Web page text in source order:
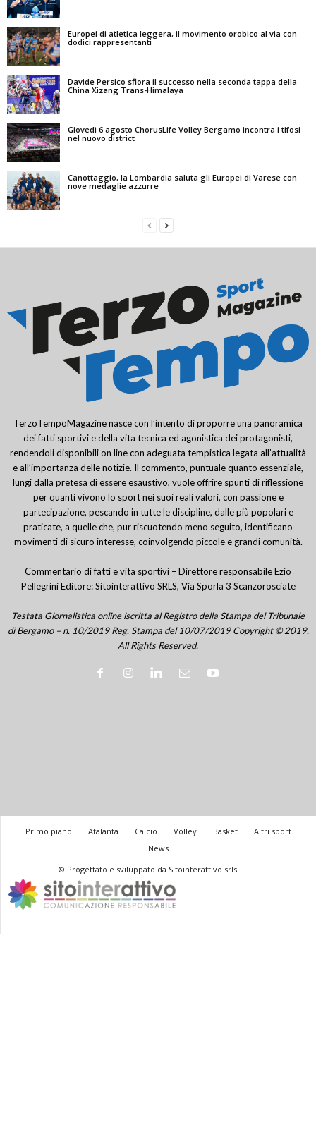
Europei di atletica leggera, il movimento orobico al via con
dodici rappresentanti
Davide Persico sfiora il successo nella seconda tappa della
China Xizang Trans-Himalaya
Giovedì 6 agosto ChorusLife Volley Bergamo incontra i tifosi
nel nuovo district
Canottaggio, la Lombardia saluta gli Europei di Varese con
nove medaglie azzurre
TerzoTempoMagazine nasce con l’intento di proporre una panoramica
dei fatti sportivi e della vita tecnica ed agonistica dei protagonisti,
rendendoli disponibili on line con adeguata tempistica legata all’attualità
e all’importanza delle notizie. Il commento, puntuale quanto essenziale,
lungi dalla pretesa di essere esaustivo, vuole offrire spunti di riflessione
per quanti vivono lo sport nei suoi reali valori, con passione e
partecipazione, pescando in tutte le discipline, dalle più popolari e
praticate, a quelle che, pur riscuotendo meno seguito, identificano
movimenti di sicuro interesse, coinvolgendo piccole e grandi comunità.
Commentario di fatti e vita sportivi – Direttore responsabile Ezio
Pellegrini Editore: Sitointerattivo SRLS, Via Sporla 3 Scanzorosciate
Testata Giornalistica online iscritta al Registro della Stampa del Tribunale
di Bergamo – n. 10/2019 Reg. Stampa del 10/07/2019 Copyright © 2019.
All Rights Reserved.
Primo piano Atalanta Calcio Volley Basket
Altri sport
News
© Progettato e sviluppato da Sitointerattivo srls